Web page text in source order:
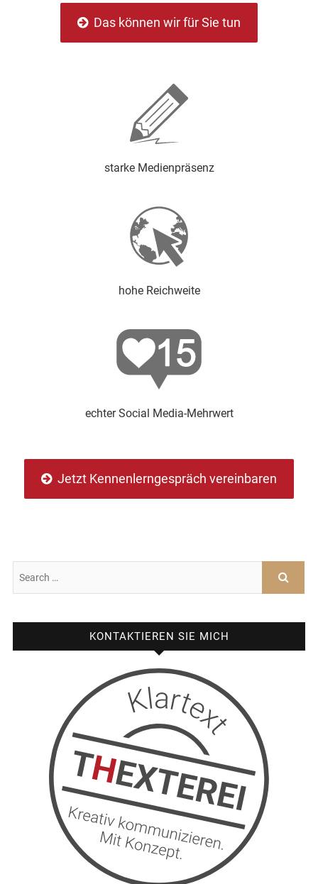
Das können wir für Sie tun
starke Medienpräsenz
hohe Reichweite
echter Social Media-Mehrwert
Jetzt Kennenlerngespräch vereinbaren
KONTAKTIEREN SIE MICH